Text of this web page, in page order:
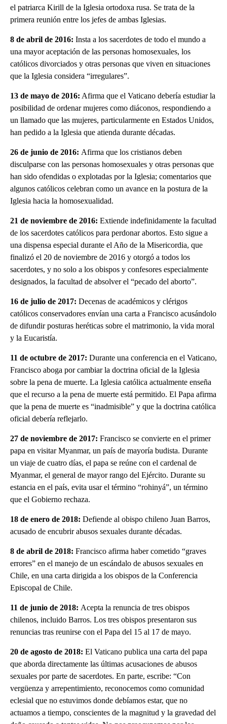
el patriarca Kirill de la Iglesia ortodoxa rusa. Se trata de la
primera reunión entre los jefes de ambas Iglesias.
8 de abril de 2016: Insta a los sacerdotes de todo el mundo a
una mayor aceptación de las personas homosexuales, los
católicos divorciados y otras personas que viven en situaciones
que la Iglesia considera “irregulares”.
13 de mayo de 2016: Afirma que el Vaticano debería estudiar la
posibilidad de ordenar mujeres como diáconos, respondiendo a
un llamado que las mujeres, particularmente en Estados Unidos,
han pedido a la Iglesia que atienda durante décadas.
26 de junio de 2016: Afirma que los cristianos deben
disculparse con las personas homosexuales y otras personas que
han sido ofendidas o explotadas por la Iglesia; comentarios que
algunos católicos celebran como un avance en la postura de la
Iglesia hacia la homosexualidad.
21 de noviembre de 2016: Extiende indefinidamente la facultad
de los sacerdotes católicos para perdonar abortos. Esto sigue a
una dispensa especial durante el Año de la Misericordia, que
finalizó el 20 de noviembre de 2016 y otorgó a todos los
sacerdotes, y no solo a los obispos y confesores especialmente
designados, la facultad de absolver el “pecado del aborto”.
16 de julio de 2017: Decenas de académicos y clérigos
católicos conservadores envían una carta a Francisco acusándolo
de difundir posturas heréticas sobre el matrimonio, la vida moral
y la Eucaristía.
11 de octubre de 2017: Durante una conferencia en el Vaticano,
Francisco aboga por cambiar la doctrina oficial de la Iglesia
sobre la pena de muerte. La Iglesia católica actualmente enseña
que el recurso a la pena de muerte está permitido. El Papa afirma
que la pena de muerte es “inadmisible” y que la doctrina católica
oficial debería reflejarlo.
27 de noviembre de 2017: Francisco se convierte en el primer
papa en visitar Myanmar, un país de mayoría budista. Durante
un viaje de cuatro días, el papa se reúne con el cardenal de
Myanmar, el general de mayor rango del Ejército. Durante su
estancia en el país, evita usar el término “rohinyá”, un término
que el Gobierno rechaza.
18 de enero de 2018: Defiende al obispo chileno Juan Barros,
acusado de encubrir abusos sexuales durante décadas.
8 de abril de 2018: Francisco afirma haber cometido “graves
errores” en el manejo de un escándalo de abusos sexuales en
Chile, en una carta dirigida a los obispos de la Conferencia
Episcopal de Chile.
11 de junio de 2018: Acepta la renuncia de tres obispos
chilenos, incluido Barros. Los tres obispos presentaron sus
renuncias tras reunirse con el Papa del 15 al 17 de mayo.
20 de agosto de 2018: El Vaticano publica una carta del papa
que aborda directamente las últimas acusaciones de abusos
sexuales por parte de sacerdotes. En parte, escribe: “Con
vergüenza y arrepentimiento, reconocemos como comunidad
eclesial que no estuvimos donde debíamos estar, que no
actuamos a tiempo, conscientes de la magnitud y la gravedad del